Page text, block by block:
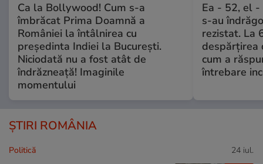
Ca la Bollywood! Cum s-a
îmbrăcat Prima Doamnă a
României la întâlnirea cu
președinta Indiei la București.
Niciodată nu a fost atât de
îndrăzneață! Imaginile
momentului
Ea - 52, el -
s-au
rezistat. La
despărțirea
cum a
întrebare
ȘTIRI ROMÂNIA
Politică 24 iul.